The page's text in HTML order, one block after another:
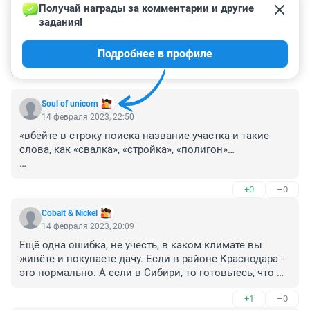
КОММЕНТАРИИ 31
Soul of unicorn
Получай награды за комментарии и другие
задания!
Подробнее в профиле
14 февраля 2023, 22:50
«вбейте в строку поиска название участка и такие
слова, как «свалка», «стройка», «полигон»…
+0 –0
Cobalt & Nickel
14 февраля 2023, 20:09
Ещё одна ошибка, не учесть, в каком климате вы
живёте и покупаете дачу. Если в районе Краснодара -
это нормально. А если в Сибири, то готовьтесь, что
мае вы ещё в шубе ходите по мерзлой земле, в июне
+1 –0